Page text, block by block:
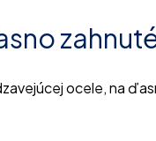
ocele, na